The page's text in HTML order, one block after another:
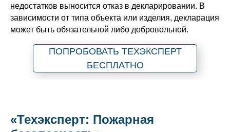
недостатков выносится отказ в декларировании. В
зависимости от типа объекта или изделия, декларация
может быть обязательной либо добровольной.
ПОПРОБОВАТЬ ТЕХЭКСПЕРТ
БЕСПЛАТНО
«Техэксперт: Пожарная